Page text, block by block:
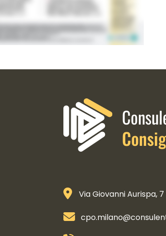
di contatto e
Via Giovanni Aurispa,